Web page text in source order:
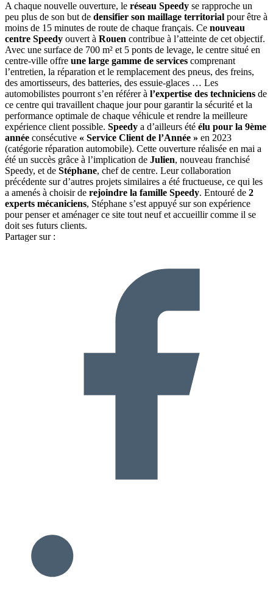
A chaque nouvelle ouverture, le réseau Speedy se rapproche un
peu plus de son but de densifier son maillage territorial pour être à
moins de 15 minutes de route de chaque français. Ce nouveau
centre Speedy ouvert à Rouen contribue à l’atteinte de cet objectif.
Avec une surface de 700 m² et 5 ponts de levage, le centre situé en
centre-ville offre une large gamme de services comprenant
l’entretien, la réparation et le remplacement des pneus, des freins,
des amortisseurs, des batteries, des essuie-glaces … Les
automobilistes pourront s’en référer à l’expertise des techniciens de
ce centre qui travaillent chaque jour pour garantir la sécurité et la
performance optimale de chaque véhicule et rendre la meilleure
expérience client possible. Speedy a d’ailleurs été élu pour la 9ème
année consécutive « Service Client de l’Année » en 2023
(catégorie réparation automobile). Cette ouverture réalisée en mai a
été un succès grâce à l’implication de Julien, nouveau franchisé
Speedy, et de Stéphane, chef de centre. Leur collaboration
précédente sur d’autres projets similaires a été fructueuse, ce qui les
a amenés à choisir de rejoindre la famille Speedy. Entouré de 2
experts mécaniciens, Stéphane s’est appuyé sur son expérience
pour penser et aménager ce site tout neuf et accueillir comme il se
doit ses futurs clients.
Partager sur :